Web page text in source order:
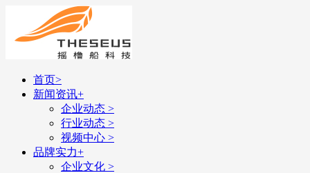
首页>
新闻资讯+
企业动态 >
行业动态 >
视频中心 >
品牌实力+
企业文化 >